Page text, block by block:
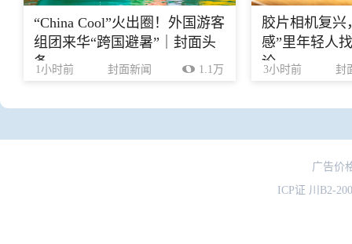
“China Cool”火出圈！外国游客
组团来华“跨国避暑”｜封面头
条
1小时前 封面新闻 1.1万
胶片相机复兴
感”里年轻人
论
3小时前 封
广告价
ICP证 川B2-